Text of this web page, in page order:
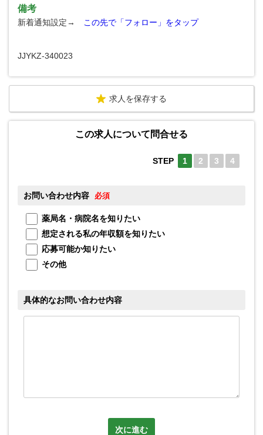
備考
新着通知設定→ この先で「フォロー」をタップ
JJYKZ-340023
求人を保存する
この求人について問合せる
STEP 1 2 3 4
お問い合わせ内容 必須
薬局名・病院名を知りたい
想定される私の年収額を知りたい
応募可能か知りたい
その他
具体的なお問い合わせ内容
次に進む